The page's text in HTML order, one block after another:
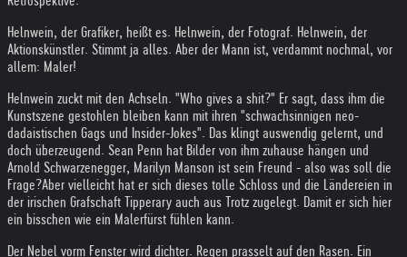
Helnwein, der Grafiker, heißt es. Helnwein, der Fotograf. Helnwein, der
Aktionskünstler. Stimmt ja alles. Aber der Mann ist, verdammt nochmal, vor
allem: Maler!
Helnwein zuckt mit den Achseln. "Who gives a shit?" Er sagt, dass ihm die
Kunstszene gestohlen bleiben kann mit ihren "schwachsinnigen neo-
dadaistischen Gags und Insider-Jokes". Das klingt auswendig gelernt, und
doch überzeugend. Sean Penn hat Bilder von ihm zuhause hängen und
Arnold Schwarzenegger, Marilyn Manson ist sein Freund - also was soll die
Frage?Aber vielleicht hat er sich dieses tolle Schloss und die Ländereien in
der irischen Grafschaft Tipperary auch aus Trotz zugelegt. Damit er sich hier
ein bisschen wie ein Malerfürst fühlen kann.
Der Nebel vorm Fenster wird dichter. Regen prasselt auf den Rasen. Ein